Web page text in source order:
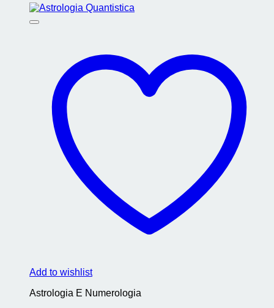
Add to wishlist
Astrologia E Numerologia